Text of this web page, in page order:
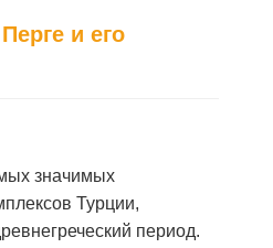
и его
значимых
Турции,
период.